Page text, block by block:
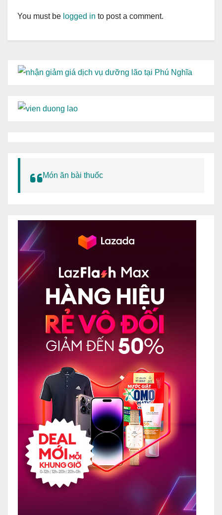
You must be logged in to post a comment.
Món ăn bài thuốc